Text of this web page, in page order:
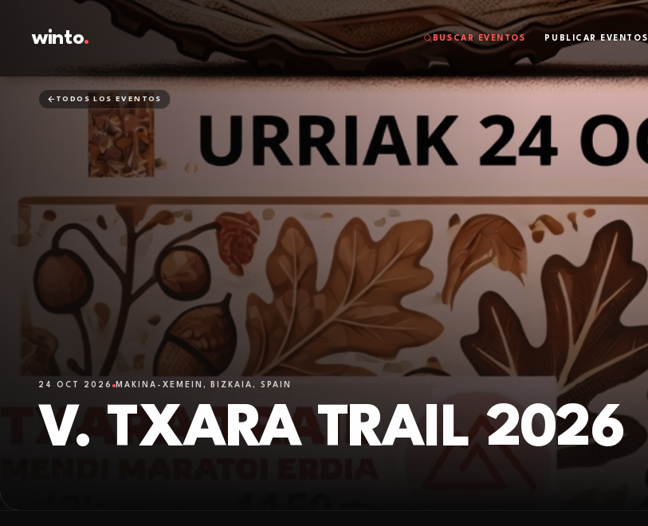
winto. BUSCAR EVENTOS PUBLICAR EVENTOS
TODOS LOS EVENTOS
24 OCT 2026 MAKINA-XEMEIN, BIZKAIA, SPAIN
V. TXARA TRAIL 2026